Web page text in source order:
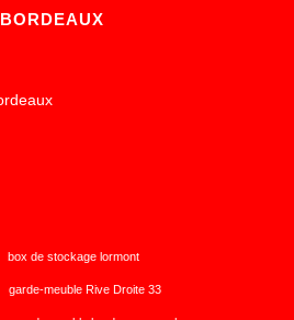
box de stockage lormont
garde-meuble Rive Droite 33